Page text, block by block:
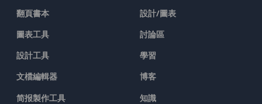
翻頁書本
圖表工具
設計工具
文檔編輯器
简报製作工具
設計/圖表
討論區
學習
博客
知識